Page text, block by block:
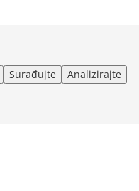
Surađujte Analizirajte